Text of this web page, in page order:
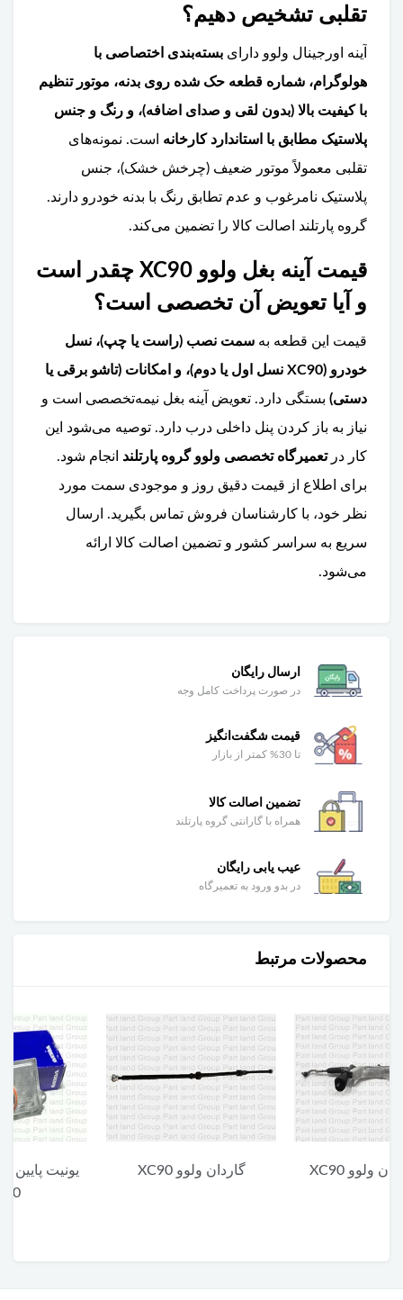
تقلبی تشخیص دهیم؟
آینه اورجینال ولوو دارای بسته‌بندی اختصاصی با
هولوگرام، شماره قطعه حک شده روی بدنه، موتور تنظیم
با کیفیت بالا (بدون لقی و صدای اضافه)، و رنگ و جنس
پلاستیک مطابق با استاندارد کارخانه است. نمونه‌های
تقلبی معمولاً موتور ضعیف (چرخش خشک)، جنس
پلاستیک نامرغوب و عدم تطابق رنگ با بدنه خودرو دارند.
گروه پارتلند اصالت کالا را تضمین می‌کند.
قیمت آینه بغل ولوو XC90 چقدر است
و آیا تعویض آن تخصصی است؟
قیمت این قطعه به سمت نصب (راست یا چپ)، نسل
خودرو (XC90 نسل اول یا دوم)، و امکانات (تاشو برقی یا
دستی) بستگی دارد. تعویض آینه بغل نیمه‌تخصصی است و
نیاز به باز کردن پنل داخلی درب دارد. توصیه می‌شود این
کار درتعمیرگاه تخصصی ولوو گروه پارتلند انجام شود.
برای اطلاع از قیمت دقیق روز و موجودی سمت مورد
نظر خود، با کارشناسان فروش تماس بگیرید. ارسال
سریع به سراسر کشور و تضمین اصالت کالا ارائه
می‌شود.
ارسال رایگان
در صورت پرداخت کامل وجه
قیمت شگفت‌انگیز
تا 30% کمتر از بازار
تضمین اصالت کالا
همراه با گارانتی گروه پارتلند
عیب یابی رایگان
در بدو ورود به تعمیرگاه
محصولات مرتبط
گاردان ولوو XC90
یونیت پایین چراغ جلو ولوو